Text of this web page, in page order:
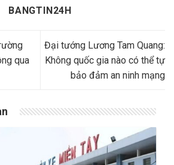
BANGTIN24H
qua
Đại tướng Lương Tam Quang:
Không quốc gia nào có thể tự
bảo đảm an ninh mạng